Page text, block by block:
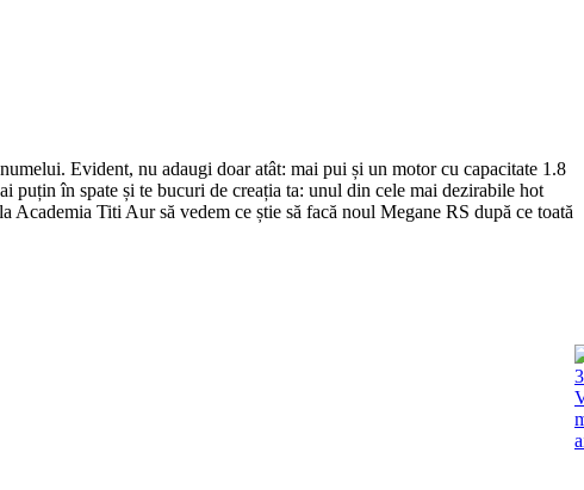
Evident, nu adaugi doar atât: mai pui și un motor cu capacitate 1.8
puțin în spate și te bucuri de creația ta: unul din cele mai dezirabile hot
Titi Aur să vedem ce știe să facă noul Megane RS după ce toată